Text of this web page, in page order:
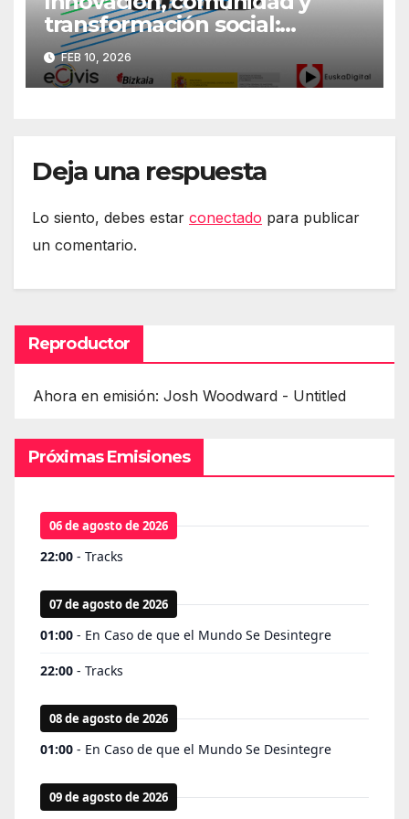
transformación social:
Primera jornada
#DerechosEnRed
FEB 10, 2026
Deja una respuesta
Lo siento, debes estar conectado para publicar
un comentario.
Reproductor
Ahora en emisión: Josh Woodward - Untitled
Próximas Emisiones